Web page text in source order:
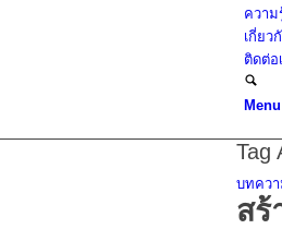
ความ
เกี่ยว
ติดต่อ
Menu
Tag
บทคว
สร้